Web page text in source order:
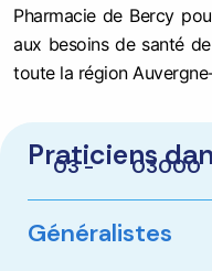
Pharmacie de Bercy
aux besoins de santé
toute la région
Praticiens
03 - 03000
Généralistes